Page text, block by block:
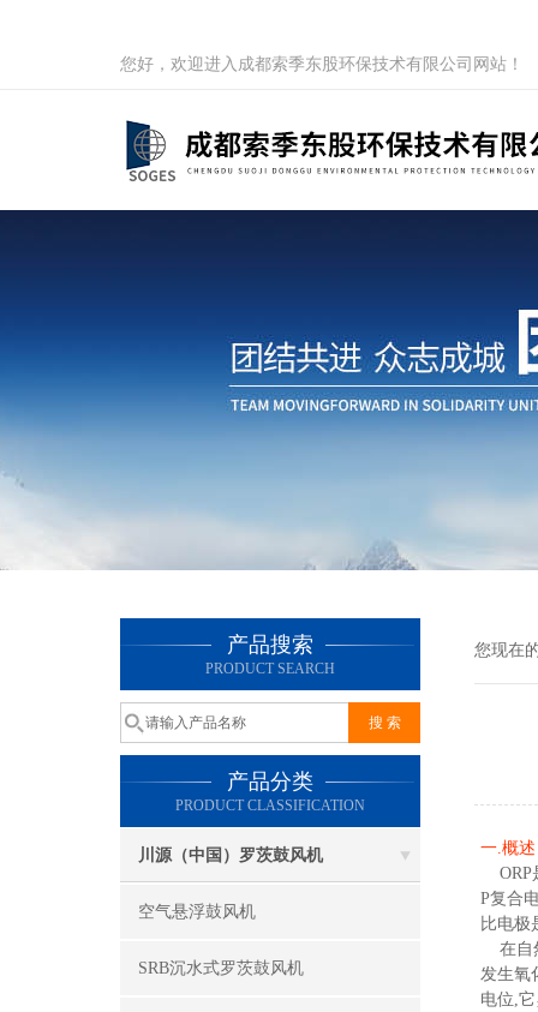
您好，欢迎进入成都索季东股环保技术有限公司网站！
产品搜索
PRODUCT SEARCH
产品分类
PRODUCT CLASSIFICATION
川源（中国）罗茨鼓风机
空气悬浮鼓风机
SRB沉水式罗茨鼓风机
您现在
一.概述
ORP
P复合
比电极
在自
发生氧
电位,